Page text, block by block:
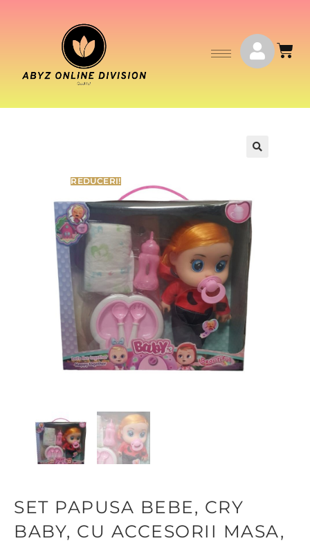
REDUCERI!
SET PAPUSA BEBE, CRY
BABY, CU ACCESORII MASA,